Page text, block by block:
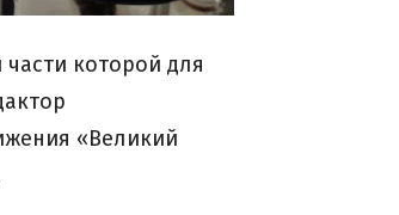
которой для
«Великий